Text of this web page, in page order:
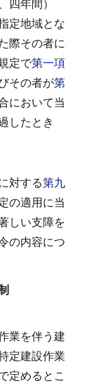
定地域とな
際その者に
定で第一項
その者が第
において当
したとき
対する第九
の適用に当
しい支障を
の内容につ
業を伴う建
定建設作業
定めるとこ